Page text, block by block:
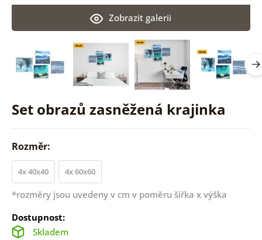
Set obrazů zasněžená krajinka
Zobrazit galerii
Rozměr:
4x 40x40 4x 60x60
*rozměry jsou uvedeny v cm v poměru šířka x výška
Dostupnost:
Skladem